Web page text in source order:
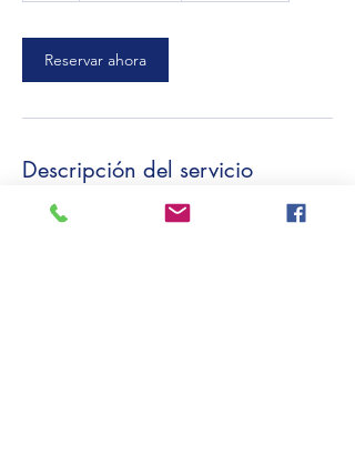
Reservar ahora
Descripción del servicio
Colabora con nosotros para enriquecer el